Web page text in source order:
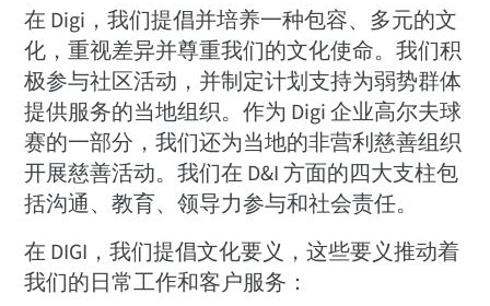
在 Digi，我们提倡并培养一种包容、多元的文
化，重视差异并尊重我们的文化使命。我们积
极参与社区活动，并制定计划支持为弱势群体
提供服务的当地组织。作为 Digi 企业高尔夫球
赛的一部分，我们还为当地的非营利慈善组织
开展慈善活动。我们在 D&I 方面的四大支柱包
括沟通、教育、领导力参与和社会责任。
在 DIGI，我们提倡文化要义，这些要义推动着
我们的日常工作和客户服务：